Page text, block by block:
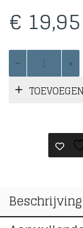
€ 19,95
Het
huis
van
Vasha
Beschrijving